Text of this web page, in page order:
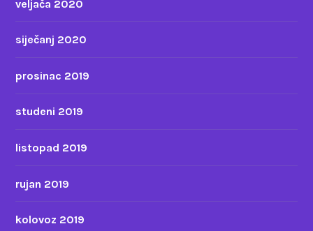
veljača 2020
siječanj 2020
prosinac 2019
studeni 2019
listopad 2019
rujan 2019
kolovoz 2019